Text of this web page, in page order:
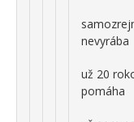
nevyrába
už 20
pomáha